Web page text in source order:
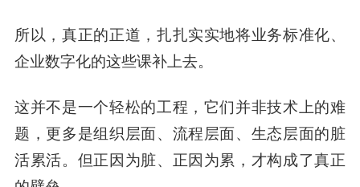
所以，真正的正道，扎扎实实地将业务标准化、
企业数字化的这些课补上去。
这并不是一个轻松的工程，它们并非技术上的难
题，更多是组织层面、流程层面、生态层面的脏
活累活。但正因为脏、正因为累，才构成了真正